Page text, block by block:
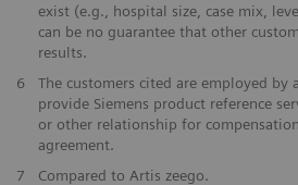
exist (e.g., hospital size, case mix,
can be no guarantee that other
results.
6
The customers cited are employed
provide Siemens product reference
or other relationship for
agreement.
7
Compared to Artis zeego.